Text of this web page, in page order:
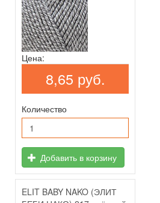
Цена:
8,65 руб.
Количество
Добавить в корзину
ELIT BABY NAKO (ЭЛИТ